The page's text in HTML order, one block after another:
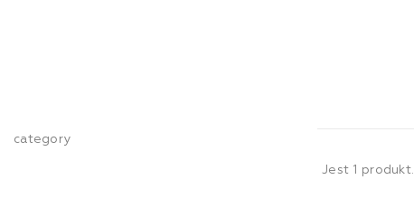
category
Jest 1 produkt.